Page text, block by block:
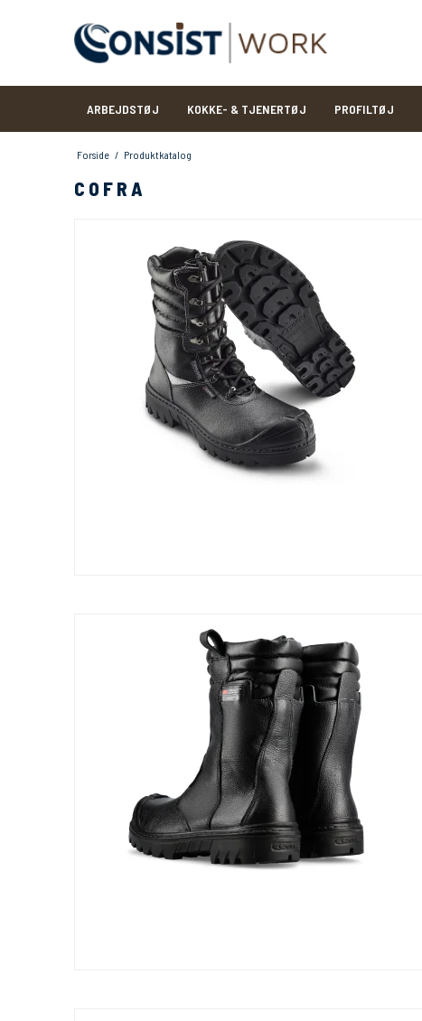
ARBEJDSTØJ KOKKE- & TJENERTØJ PROFILTØJ
Forside / Produktkatalog
COFRA